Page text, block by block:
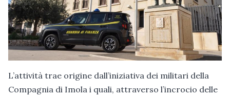
L’attività trae origine dall’iniziativa dei militari della
Compagnia di Imola i quali, attraverso l’incrocio delle